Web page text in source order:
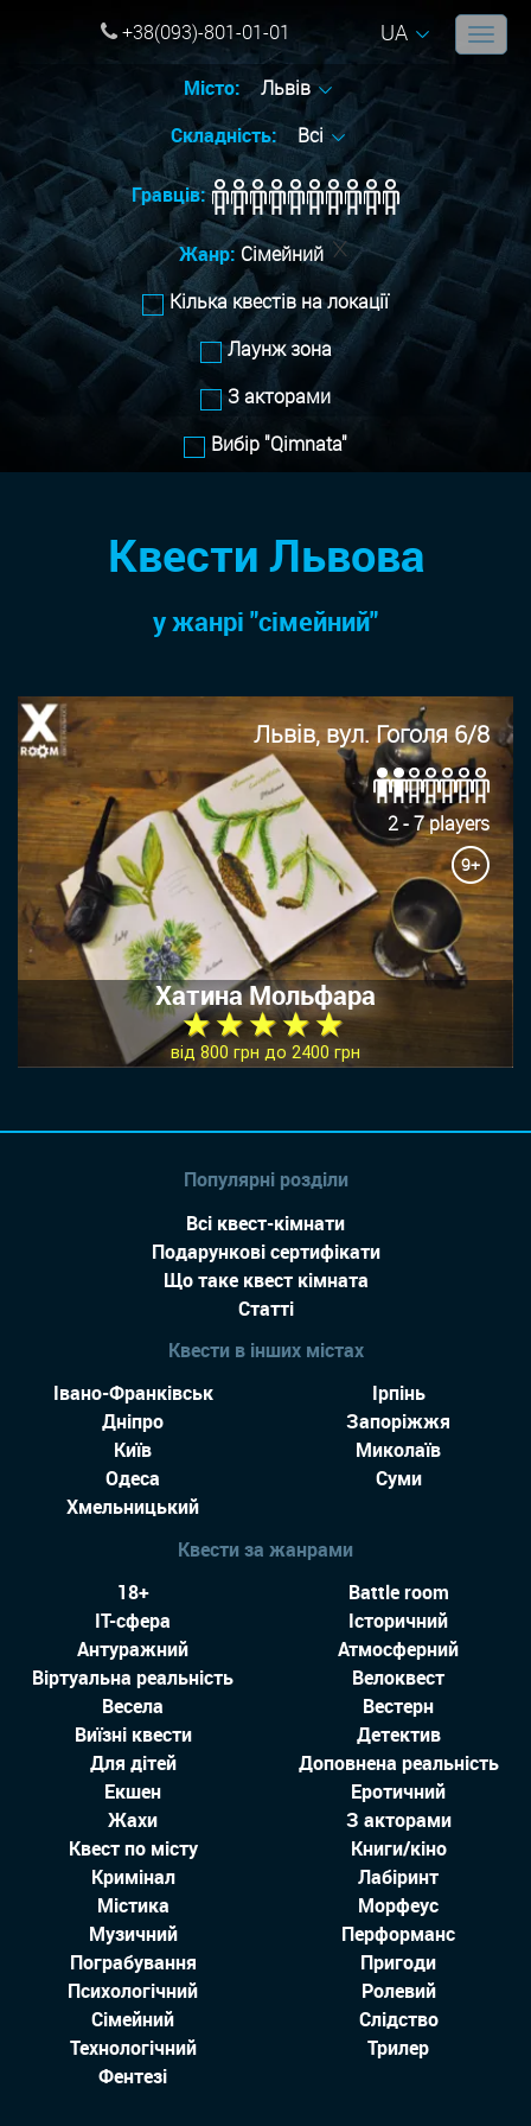
+38(093)-801-01-01 UA
Місто:
Львів
Складність:
Всі
Гравців:
Жанр: Сімейний
Кілька квестів на локації
Лаунж зона
З акторами
Вибір "Qimnata"
Квести Львова
у жанрi "сімейний"
Львів, вул. Гоголя 6/8
2 - 7 players
9+
Хатина Мольфара
★ ★ ★ ★ ★
від 800 грн до 2400 грн
Популярні розділи
Всі квест-кімнати
Подарункові сертифікати
Що таке квест кімната
Статті
Квести в інших містах
Івано-Франківськ
Ірпінь
Дніпро
Запоріжжя
Київ
Миколаїв
Одеса
Суми
Хмельницький
Квести за жанрами
18+
Battle room
IT-сфера
Історичний
Антуражний
Атмосферний
Віртуальна реальність
Велоквест
Весела
Вестерн
Виїзні квести
Детектив
Для дітей
Доповнена реальність
Екшен
Еротичний
Жахи
З акторами
Квест по місту
Книги/кіно
Кримінал
Лабіринт
Містика
Морфеус
Музичний
Перформанс
Пограбування
Пригоди
Психологічний
Ролевий
Сімейний
Слідство
Технологiчний
Трилер
Фентезі